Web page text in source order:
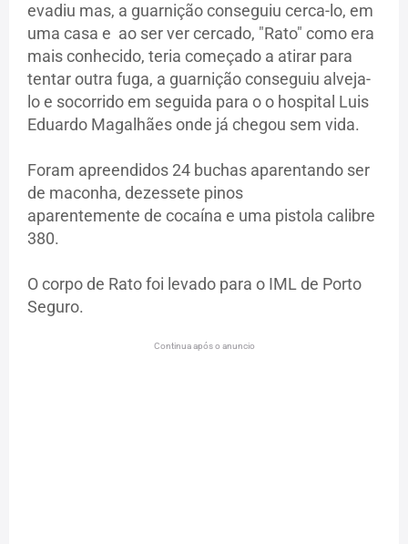
evadiu mas, a guarnição conseguiu cerca-lo, em
uma casa e ao ser ver cercado, "Rato" como era
mais conhecido, teria começado a atirar para
tentar outra fuga, a guarnição conseguiu alveja-
lo e socorrido em seguida para o o hospital Luis
Eduardo Magalhães onde já chegou sem vida.
Foram apreendidos 24 buchas aparentando ser
de maconha, dezessete pinos
aparentemente de cocaína e uma pistola calibre
380.
O corpo de Rato foi levado para o IML de Porto
Seguro.
Continua após o anuncio